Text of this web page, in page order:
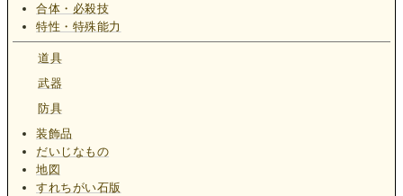
合体・必殺技
特性・特殊能力
道具
武器
防具
装飾品
だいじなもの
地図
すれちがい石版